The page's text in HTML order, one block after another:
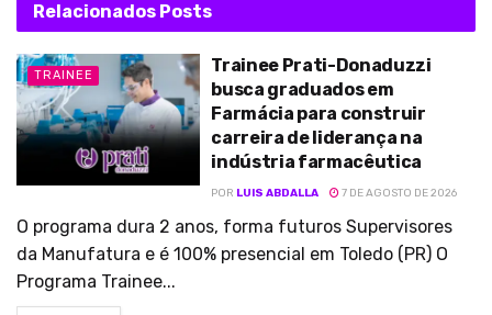
Relacionados Posts
TRAINEE
Trainee Prati-Donaduzzi
busca graduados em
Farmácia para construir
carreira de liderança na
indústria farmacêutica
POR LUIS ABDALLA 7 DE AGOSTO DE 2026
O programa dura 2 anos, forma futuros Supervisores
da Manufatura e é 100% presencial em Toledo (PR) O
Programa Trainee...